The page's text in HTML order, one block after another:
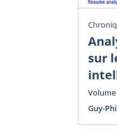
sur
Guy-